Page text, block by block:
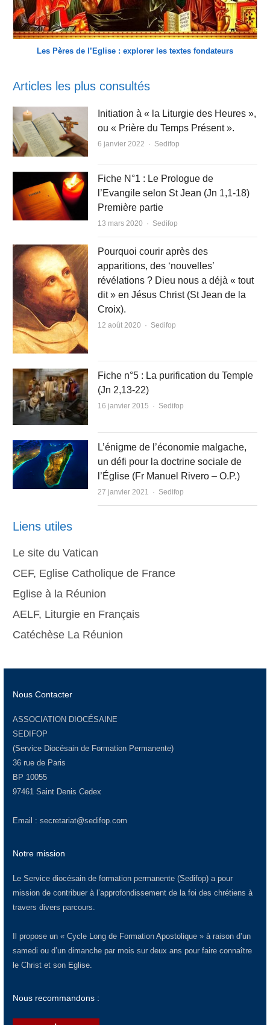
Les Pères de l’Eglise : explorer les textes fondateurs
Articles les plus consultés
Initiation à « la Liturgie des Heures »,
ou « Prière du Temps Présent ».
6 janvier 2022 Author
Sedifop
Fiche N°1 : Le Prologue de
l’Evangile selon St Jean (Jn 1,1-18)
Première partie
13 mars 2020 Author
Sedifop
Pourquoi courir après des
apparitions, des ‘nouvelles’
révélations ? Dieu nous a déjà « tout
dit » en Jésus Christ (St Jean de la
Croix).
12 août 2020 Author
Sedifop
Fiche n°5 : La purification du Temple
(Jn 2,13-22)
16 janvier 2015 Author
Sedifop
L’énigme de l’économie malgache,
un défi pour la doctrine sociale de
l’Église (Fr Manuel Rivero – O.P.)
27 janvier 2021 Author
Sedifop
Liens utiles
Le site du Vatican
CEF, Eglise Catholique de France
Eglise à la Réunion
AELF, Liturgie en Français
Catéchèse La Réunion
Nous Contacter
ASSOCIATION DIOCÉSAINE
SEDIFOP
(Service Diocésain de Formation Permanente)
36 rue de Paris
BP 10055
97461 Saint Denis Cedex
Email : secretariat@sedifop.com
Notre mission
Le Service diocésain de formation permanente (Sedifop) a pour
mission de contribuer à l’approfondissement de la foi des chrétiens à
travers divers parcours.
Il propose un « Cycle Long de Formation Apostolique » à raison d’un
samedi ou d’un dimanche par mois sur deux ans pour faire connaître
le Christ et son Eglise.
Nous recommandons :